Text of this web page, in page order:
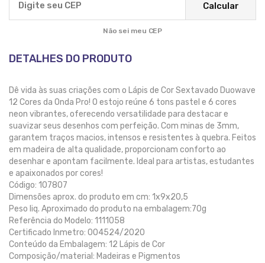
Calcular
Não sei meu CEP
DETALHES DO PRODUTO
Dê vida às suas criações com o Lápis de Cor Sextavado Duowave
12 Cores da Onda Pro! O estojo reúne 6 tons pastel e 6 cores
neon vibrantes, oferecendo versatilidade para destacar e
suavizar seus desenhos com perfeição. Com minas de 3mm,
garantem traços macios, intensos e resistentes à quebra. Feitos
em madeira de alta qualidade, proporcionam conforto ao
desenhar e apontam facilmente. Ideal para artistas, estudantes
e apaixonados por cores!
Código: 107807
Dimensões aprox. do produto em cm: 1x9x20,5
Peso liq. Aproximado do produto na embalagem:70g
Referência do Modelo: 1111058
Certificado Inmetro: 004524/2020
Conteúdo da Embalagem: 12 Lápis de Cor
Composição/material: Madeiras e Pigmentos